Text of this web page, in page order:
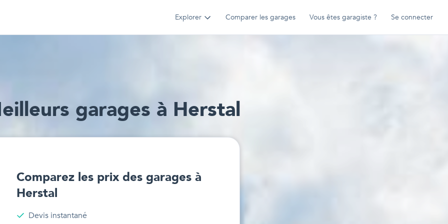
Explorer Comparer les garages Vous êtes garagiste ? Se connecter
s garages à Herstal
Comparez les prix des garages à
Herstal
Devis instantané